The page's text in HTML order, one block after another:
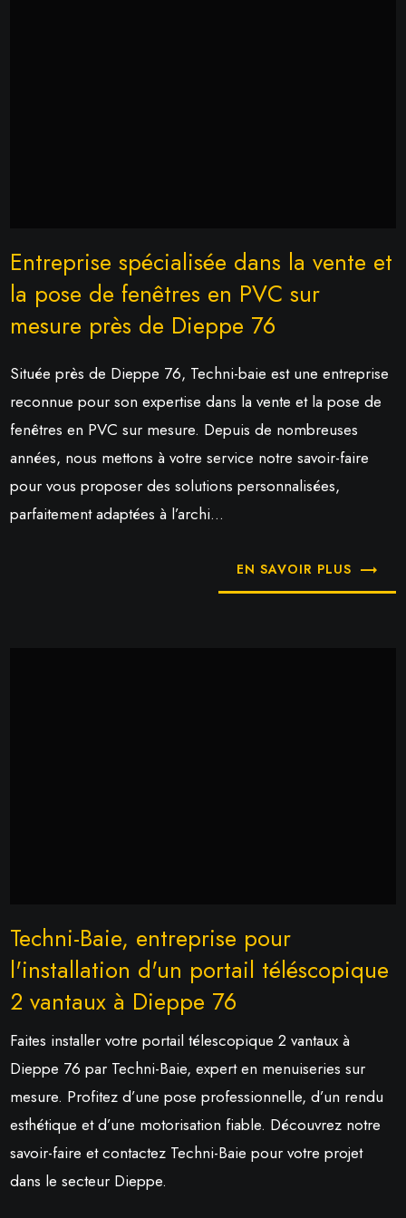
Entreprise spécialisée dans la vente et
la pose de fenêtres en PVC sur
mesure près de Dieppe 76
Située près de Dieppe 76, Techni-baie est une entreprise
reconnue pour son expertise dans la vente et la pose de
fenêtres en PVC sur mesure. Depuis de nombreuses
années, nous mettons à votre service notre savoir-faire
pour vous proposer des solutions personnalisées,
parfaitement adaptées à l’archi...
EN SAVOIR PLUS
Techni-Baie, entreprise pour
l'installation d'un portail téléscopique
2 vantaux à Dieppe 76
Faites installer votre portail télescopique 2 vantaux à
Dieppe 76 par Techni-Baie, expert en menuiseries sur
mesure. Profitez d’une pose professionnelle, d’un rendu
esthétique et d’une motorisation fiable. Découvrez notre
savoir-faire et contactez Techni-Baie pour votre projet
dans le secteur Dieppe.